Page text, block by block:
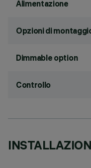
Alimentazione
Opzioni di
Dimmable option
Controllo